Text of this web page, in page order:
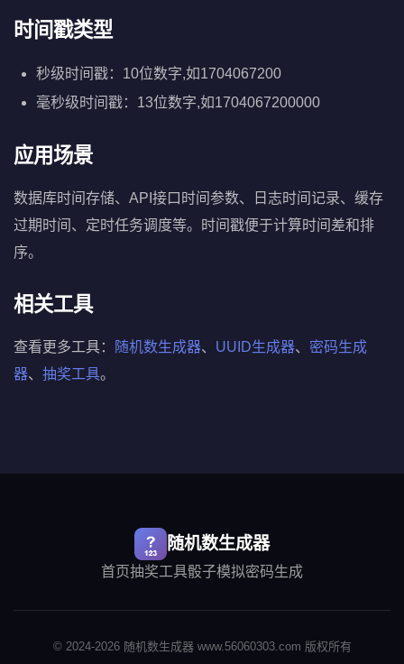
时间戳类型
秒级时间戳：10位数字,如1704067200
毫秒级时间戳：13位数字,如1704067200000
应用场景
数据库时间存储、API接口时间参数、日志时间记录、缓存
过期时间、定时任务调度等。时间戳便于计算时间差和排
序。
相关工具
查看更多工具： 随机数生成器、 UUID生成器、 密码生成
器、 抽奖工具。
随机数生成器
首页抽奖工具骰子模拟密码生成
© 2024-2026 随机数生成器 www.56060303.com 版权所有